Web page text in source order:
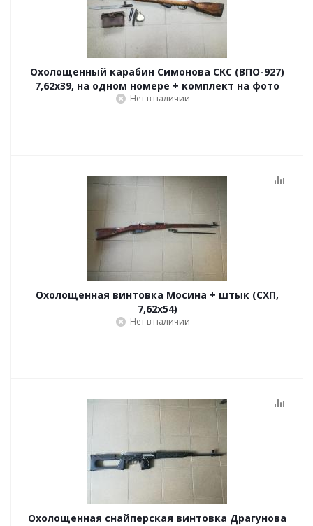
Охолощенный карабин Симонова СКС (ВПО-927)
7,62x39, на одном номере + комплект на фото
Нет в наличии
Охолощенная винтовка Мосина + штык (СХП,
7,62x54)
Нет в наличии
Охолощенная снайперская винтовка Драгунова